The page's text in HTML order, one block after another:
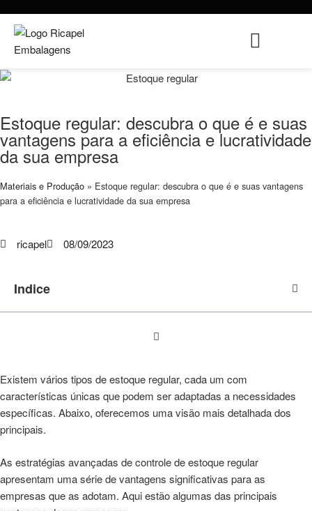
Estoque regular: descubra o que é e suas
vantagens para a eficiência e lucratividade
da sua empresa
Materiais e Produção » Estoque regular: descubra o que é e suas vantagens
para a eficiência e lucratividade da sua empresa
ricapel 08/09/2023
Indice
Existem vários tipos de estoque regular, cada um com
características únicas que podem ser adaptadas a necessidades
específicas. Abaixo, oferecemos uma visão mais detalhada dos
principais.
As estratégias avançadas de controle de estoque regular
apresentam uma série de vantagens significativas para as
empresas que as adotam. Aqui estão algumas das principais